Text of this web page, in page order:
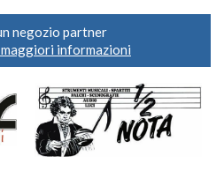
negozio partner
informazioni